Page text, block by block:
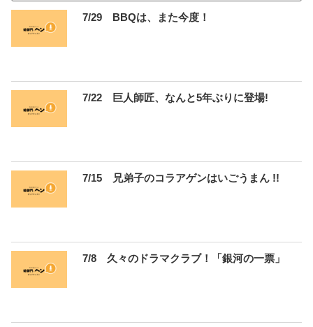
7/29 BBQは、また今度！
7/22 巨人師匠、なんと5年ぶりに登場!
7/15 兄弟子のコラアゲンはいごうまん !!
7/8 久々のドラマクラブ！「銀河の一票」